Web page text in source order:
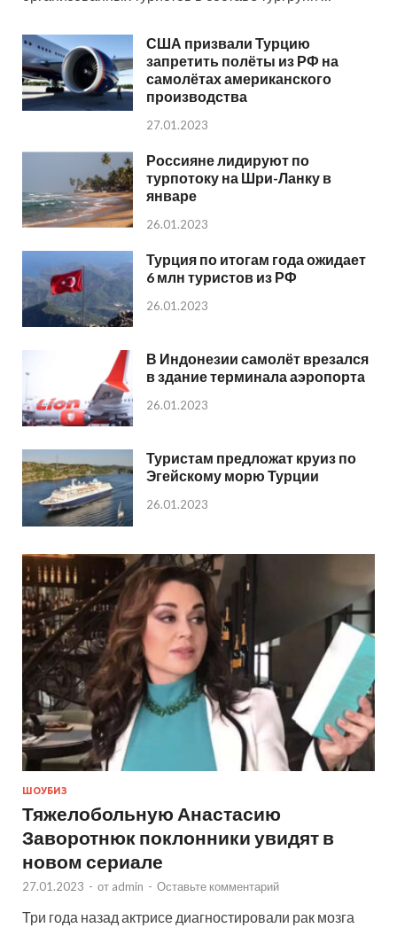
США призвали Турцию
запретить полёты из РФ на
самолётах американского
производства
27.01.2023
Россияне лидируют по
турпотоку на Шри-Ланку в
январе
26.01.2023
Турция по итогам года ожидает
6 млн туристов из РФ
26.01.2023
В Индонезии самолёт врезался
в здание терминала аэропорта
26.01.2023
Туристам предложат круиз по
Эгейскому морю Турции
26.01.2023
ШОУБИЗ
Тяжелобольную Анастасию
Заворотнюк поклонники увидят в
новом сериале
27.01.2023 - от admin - Оставьте комментарий
Три года назад актрисе диагностировали рак мозга